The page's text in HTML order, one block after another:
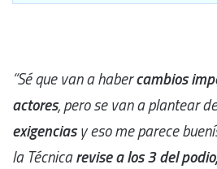
“Sé que van a habercambios
actores, pero se van a plantear
exigenciasy eso me parece
la Técnicarevise a los 3 del